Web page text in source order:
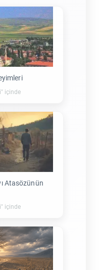
içinde
Atasözünün
içinde